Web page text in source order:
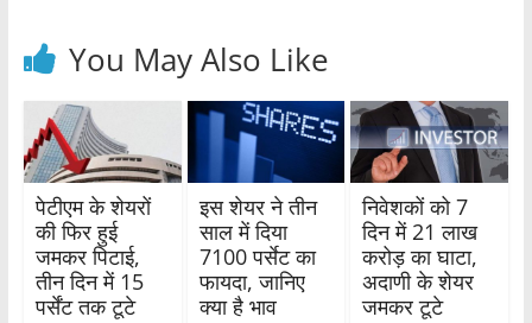
You May Also Like
पेटीएम के शेयरों
की फिर हुई
जमकर पिटाई,
तीन दिन में 15
पर्सेंट तक टूटे
इस शेयर ने तीन
साल में दिया
7100 पर्सेट का
फायदा, जानिए
क्या है भाव
निवेशकों को 7
दिन में 21 लाख
करोड़ का घाटा,
अदाणी के शेयर
जमकर टूटे